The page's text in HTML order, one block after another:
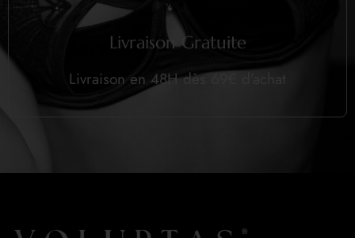
Livraison Gratuite
Livraison en 48H dès 69€ d’achat